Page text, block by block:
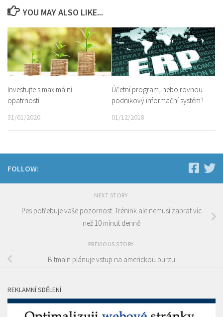
YOU MAY ALSO LIKE...
Investujte s maximální
opatrností
31/01/2020
Účetní program, nebo rovnou
podnikový informační systém?
01/12/2018
FOLLOW:
NEXT STORY
Pes potřebuje vaše pozornost. Trénink ale nemusí zabrat víc
než 10 minut denně
PREVIOUS STORY
Bitmain plánuje vstup na americkou burzu
REKLAMNÍ SDĚLENÍ